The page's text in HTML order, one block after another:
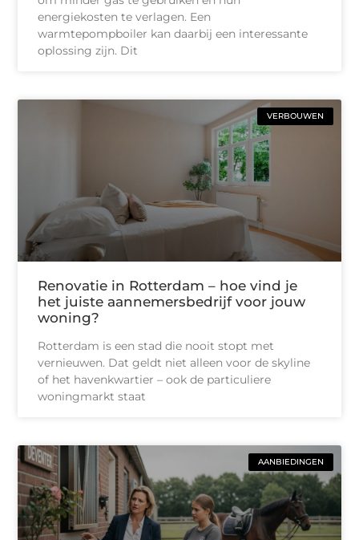
energiekosten te verlagen. Een
warmtepompboiler kan daarbij een interessante
oplossing zijn. Dit
VERBOUWEN
Renovatie in Rotterdam – hoe vind je
het juiste aannemersbedrijf voor jouw
woning?
Rotterdam is een stad die nooit stopt met
vernieuwen. Dat geldt niet alleen voor de skyline
of het havenkwartier – ook de particuliere
woningmarkt staat
AANBIEDINGEN